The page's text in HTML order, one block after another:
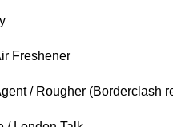
Freshener
/ Rougher (Borderclash